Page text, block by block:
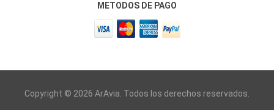
METODOS DE PAGO
Copyright © 2026 ArAvia. Todos los derechos reservados.